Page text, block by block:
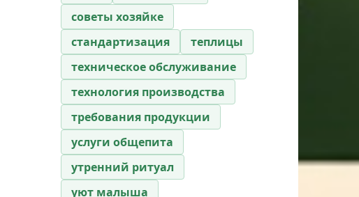
советы хозяйке
стандартизация
теплицы
техническое обслуживание
технология производства
требования продукции
услуги общепита
утренний ритуал
уют малыша